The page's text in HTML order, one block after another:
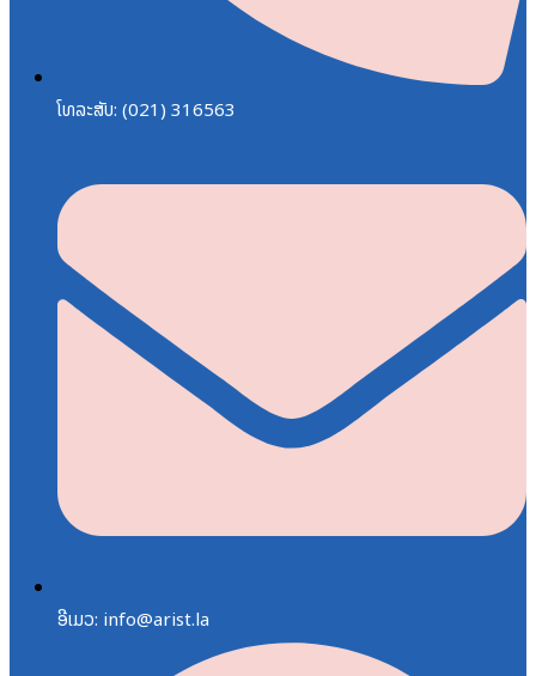
ໂທລະສັບ: (021) 316563
ອີເມວ: info@arist.la